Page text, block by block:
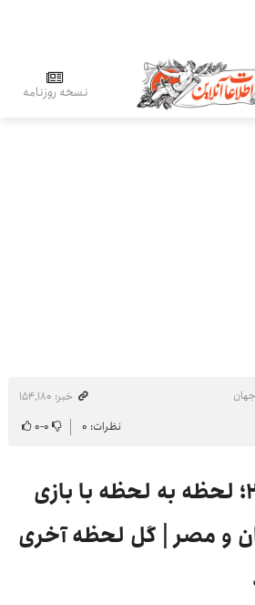
نسخه روزنامه
خبر: ۱۵۴٬۱۸۰
نظرات: ۰ ۰-۰
جام جهانی ۲۰۲۶؛ لحظه به لحظه با بازی
و مصر | گل لحظه آخری